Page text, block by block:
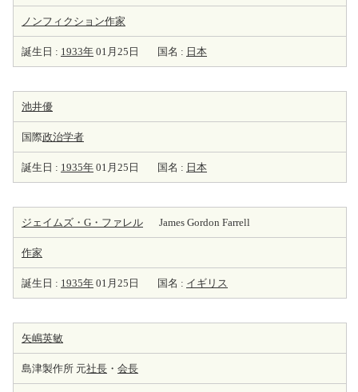
ノンフィクション作家
誕生日 : 1933年 01月25日 国名 : 日本
池井優
国際政治学者
誕生日 : 1935年 01月25日 国名 : 日本
ジェイムズ・G・ファレル James Gordon Farrell
作家
誕生日 : 1935年 01月25日 国名 : イギリス
矢嶋英敏
島津製作所 元社長 ・ 会長